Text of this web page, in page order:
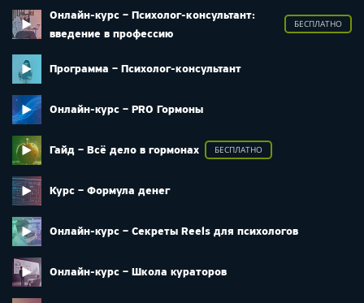
Онлайн-курс – Психолог-консультант:
введение в профессию
БЕСПЛАТНО
Программа – Психолог-консультант
Онлайн-курс – PRO Гормоны
Гайд – Всё дело в гормонах БЕСПЛАТНО
Курс – Формула денег
Онлайн-курс – Секреты Reels для психологов
Онлайн-курс – Школа кураторов